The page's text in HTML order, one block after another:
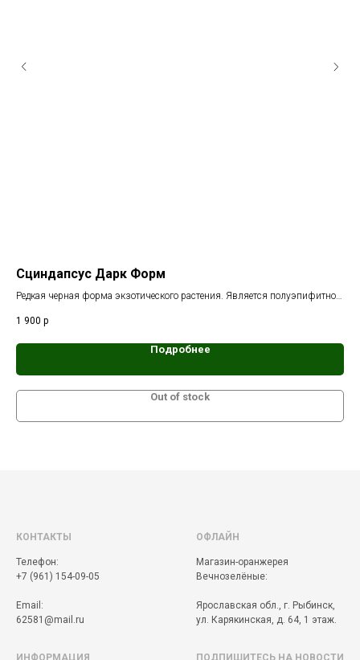
Сциндапсус Дарк Форм
Редкая черная форма экзотического растения. Является полуэпифитной
1 900 р
Подробнее
Out of stock
КОНТАКТЫ
Телефон:
+7 (961) 154-09-05
Email:
62581@mail.ru
ОФЛАЙН
Магазин-оранжерея
Вечнозелёные:
Ярославская обл., г. Рыбинск,
ул. Карякинская, д. 64, 1 этаж.